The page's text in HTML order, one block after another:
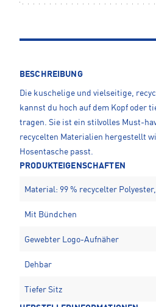
BESCHREIBUNG
Die kuschelige und vielseitige,
kannst du hoch auf dem Kopf oder
tragen. Sie ist ein stilvolles Must-
recycelten Materialien hergestellt
Hosentasche passt.
PRODUKTEIGENSCHAFTEN
Material: 99 % recycelter
Mit Bündchen
Gewebter Logo-Aufnäher
Dehbar
Tiefer Sitz